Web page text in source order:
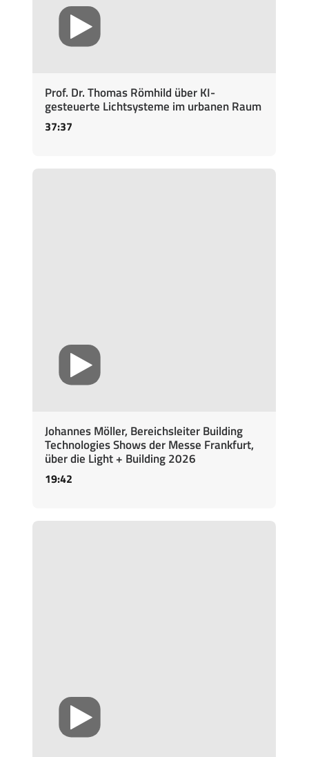
Prof. Dr. Thomas Römhild über KI-
gesteuerte Lichtsysteme im urbanen Raum
37:37
Johannes Möller, Bereichsleiter Building
Technologies Shows der Messe Frankfurt,
über die Light + Building 2026
19:42